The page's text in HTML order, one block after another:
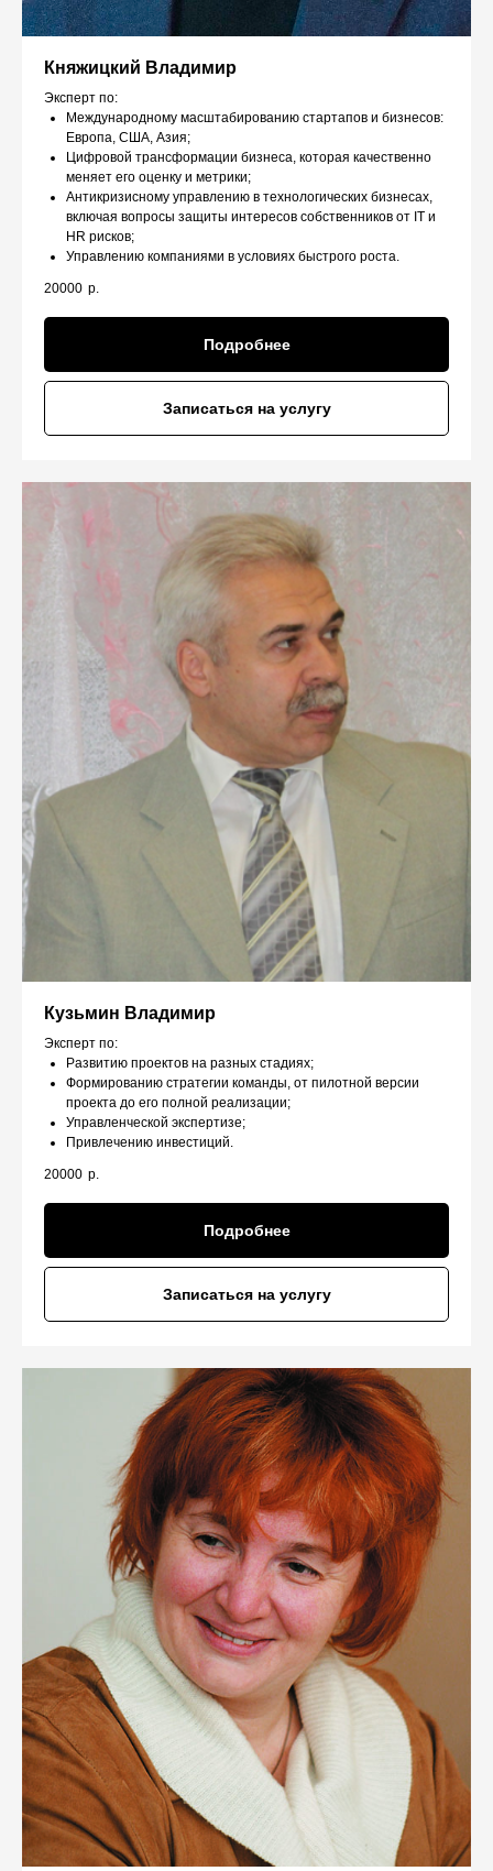
Княжицкий Владимир
Эксперт по:
Международному масштабированию стартапов и бизнесов:
Европа, США, Азия;
Цифровой трансформации бизнеса, которая качественно
меняет его оценку и метрики;
Антикризисному управлению в технологических бизнесах,
включая вопросы защиты интересов собственников от IT и
HR рисков;
Управлению компаниями в условиях быстрого роста.
20000 р.
Подробнее
Записаться на услугу
Кузьмин Владимир
Эксперт по:
Развитию проектов на разных стадиях;
Формированию стратегии команды, от пилотной версии
проекта до его полной реализации;
Управленческой экспертизе;
Привлечению инвестиций.
20000 р.
Подробнее
Записаться на услугу